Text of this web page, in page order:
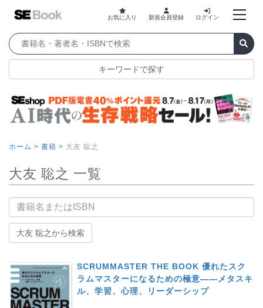
お気に入り 新規会員登録 ログイン
キーワードで探す
ホーム > 書籍 > 大友 聡之
大友 聡之 一覧
書籍名
大友 聡之から検索
SCRUMMASTER THE BOOK 優れたスク
ラムマスターになるための極意――メタスキ
ル、学習、心理、リーダーシップ